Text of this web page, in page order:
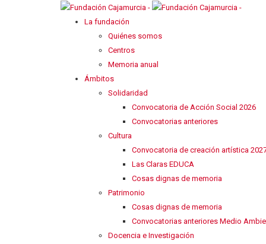
La fundación
Quiénes somos
Centros
Memoria anual
Ámbitos
Solidaridad
Convocatoria de Acción Social 2026
Convocatorias anteriores
Cultura
Convocatoria de creación artística
Las Claras EDUCA
Cosas dignas de memoria
Patrimonio
Cosas dignas de memoria
Convocatorias anteriores Medio
Docencia e Investigación